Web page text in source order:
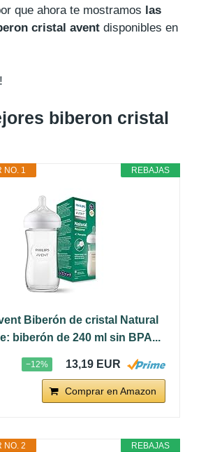
que ahora te mostramos las
cristal avent disponibles en
biberon cristal
REBAJAS
NO. 1
Biberón de cristal Natural
biberón de 240 ml sin BPA...
−12% 13,19 EUR
Comprar en Amazon
REBAJAS
NO. 2